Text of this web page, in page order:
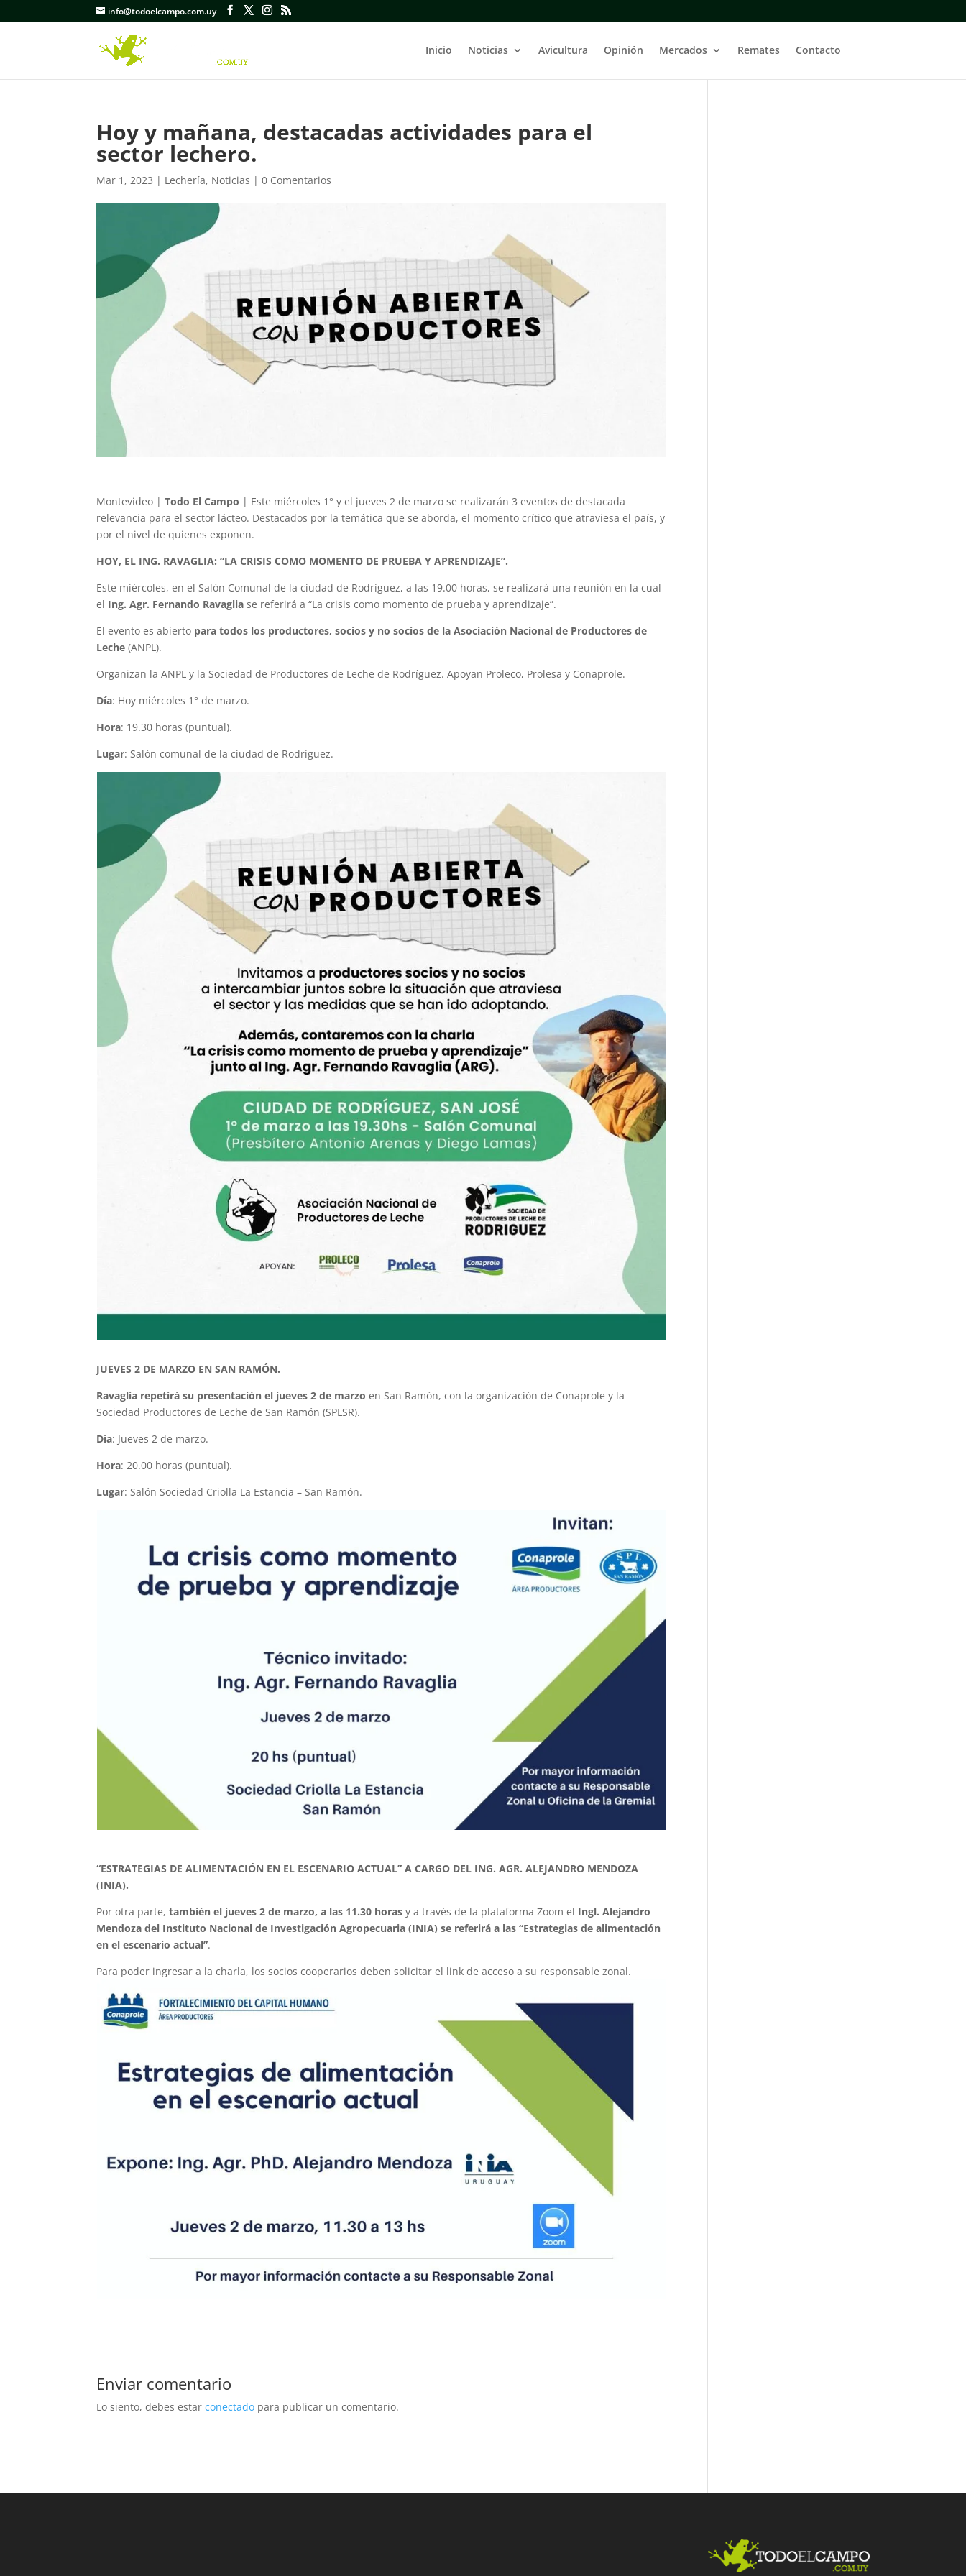
info@todoelcampo.com.uy
Inicio Noticias Avicultura Opinión Mercados Remates Contacto
Hoy y mañana, destacadas actividades para el
sector lechero.
Mar 1, 2023 | Lechería, Noticias |0 Comentarios
Montevideo |Todo El Campo | Este miércoles 1° y el jueves 2 de marzo se realizarán 3 eventos de destacada
relevancia para el sector lácteo. Destacados por la temática que se aborda, el momento crítico que atraviesa el país, y
por el nivel de quienes exponen.
HOY, EL ING. RAVAGLIA: “LA CRISIS COMO MOMENTO DE PRUEBA Y APRENDIZAJE”.
Este miércoles, en el Salón Comunal de la ciudad de Rodríguez, a las 19.00 horas, se realizará una reunión en la cual
el Ing. Agr. Fernando Ravaglia se referirá a “La crisis como momento de prueba y aprendizaje”.
El evento es abierto para todos los productores, socios y no socios de la Asociación Nacional de Productores de
Leche (ANPL).
Organizan la ANPL y la Sociedad de Productores de Leche de Rodríguez. Apoyan Proleco, Prolesa y Conaprole.
Día: Hoy miércoles 1° de marzo.
Hora: 19.30 horas (puntual).
Lugar: Salón comunal de la ciudad de Rodríguez.
JUEVES 2 DE MARZO EN SAN RAMÓN.
Ravaglia repetirá su presentación el jueves 2 de marzo en San Ramón, con la organización de Conaprole y la
Sociedad Productores de Leche de San Ramón (SPLSR).
Día: Jueves 2 de marzo.
Hora: 20.00 horas (puntual).
Lugar: Salón Sociedad Criolla La Estancia – San Ramón.
“ESTRATEGIAS DE ALIMENTACIÓN EN EL ESCENARIO ACTUAL” A CARGO DEL ING. AGR. ALEJANDRO MENDOZA
(INIA).
Por otra parte,también el jueves 2 de marzo, a las 11.30 horas y a través de la plataforma Zoom el Ingl. Alejandro
Mendoza del Instituto Nacional de Investigación Agropecuaria (INIA) se referirá a las “Estrategias de alimentación
en el escenario actual”.
Para poder ingresar a la charla, los socios cooperarios deben solicitar el link de acceso a su responsable zonal.
Enviar comentario
Lo siento, debes estarconectado para publicar un comentario.
Fac
ebo
Twit
ter